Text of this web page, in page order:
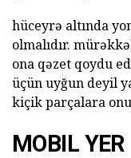
hüceyrə altında
olmalıdır.
ona qəzet qoydu
üçün uyğun deyil
kiçik parçalara
MOBIL YER